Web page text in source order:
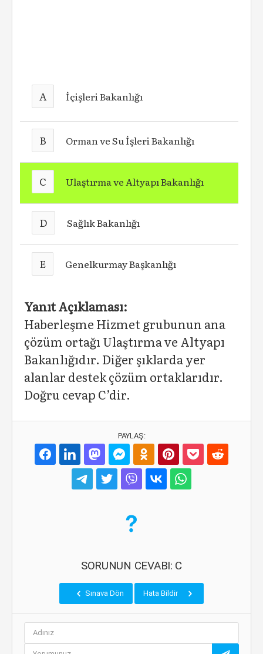
A İçişleri Bakanlığı
B Orman ve Su İşleri Bakanlığı
C Ulaştırma ve Altyapı Bakanlığı
D Sağlık Bakanlığı
E Genelkurmay Başkanlığı
Yanıt Açıklaması:
Haberleşme Hizmet grubunun ana
çözüm ortağı Ulaştırma ve Altyapı
Bakanlığıdır. Diğer şıklarda yer
alanlar destek çözüm ortaklarıdır.
Doğru cevap C’dir.
PAYLAŞ:
SORUNUN CEVABI: C
Sınava Dön Hata Bildir